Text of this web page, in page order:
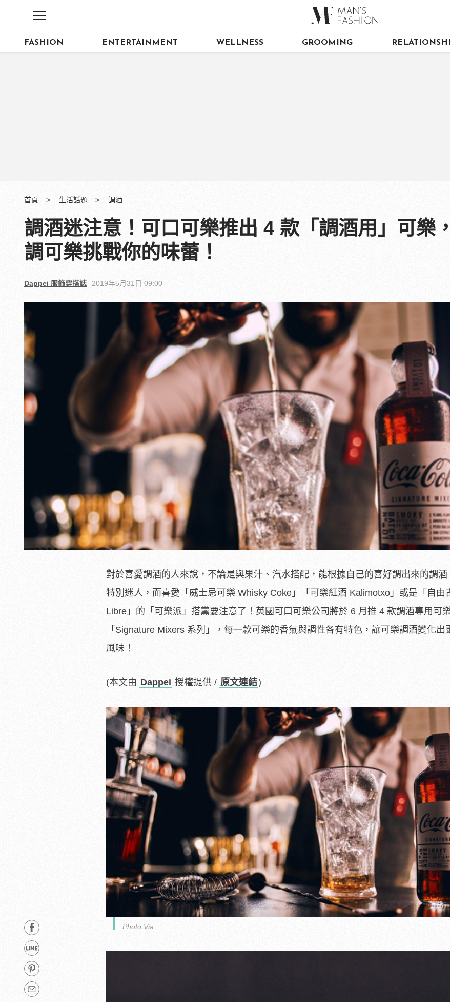
FASHION ENTERTAINMENT WELLNESS GROOMING
首頁 生活話題 調酒
調酒迷注意！可口可樂推出 4 款「調酒用」可樂
調可樂挑戰你的味蕾！
Dappei 服飾穿搭誌 2019年5月31日 09:00
對於喜愛調酒的人來說，不論是與果汁、汽水搭配，能根據自己的喜好調出來的調酒
特別迷人，而喜愛「威士忌可樂 Whisky Coke」「可樂紅酒 Kalimotxo」或是「自由
Libre」的「可樂派」搭黨要注意了！英國可口可樂公司將於 6 月推 4 款調酒專用可
「Signature Mixers 系列」，每一款可樂的香氣與調性各有特色，讓可樂調酒變化出
風味！
(本文由 Dappei 授權提供 / 原文連結)
Photo Via